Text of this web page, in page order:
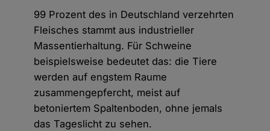
99 Prozent des in Deutschland verzehrten
Fleisches stammt aus industrieller
Massentierhaltung. Für Schweine
beispielsweise bedeutet das: die Tiere
werden auf engstem Raume
zusammengepfercht, meist auf
betoniertem Spaltenboden, ohne jemals
das Tageslicht zu sehen.